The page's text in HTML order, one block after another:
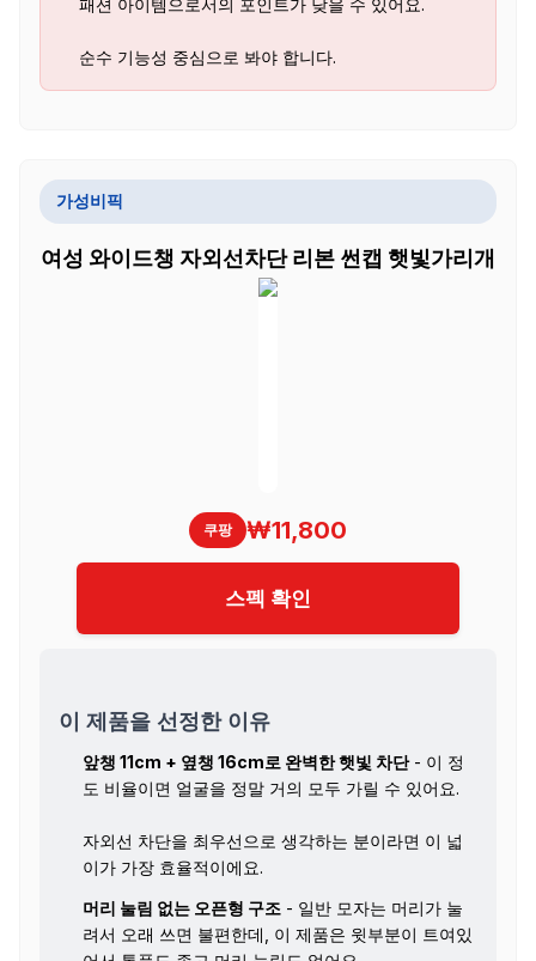
패션 아이템으로서의 포인트가 낮을 수 있어요.
순수 기능성 중심으로 봐야 합니다.
가성비픽
여성 와이드챙 자외선차단 리본 썬캡 햇빛가리개
쿠팡 ₩11,800
스펙 확인
이 제품을 선정한 이유
앞챙 11cm + 옆챙 16cm로 완벽한 햇빛 차단- 이 정
도 비율이면 얼굴을 정말 거의 모두 가릴 수 있어요.
자외선 차단을 최우선으로 생각하는 분이라면 이 넓
이가 가장 효율적이에요.
머리 눌림 없는 오픈형 구조 - 일반 모자는 머리가 눌
려서 오래 쓰면 불편한데, 이 제품은 윗부분이 트여있